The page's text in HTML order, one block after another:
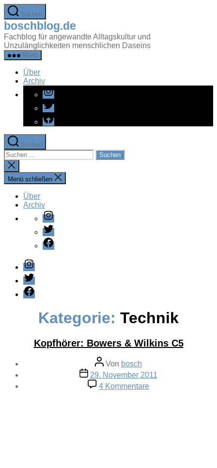
Zum
Inhalt
springen
Suchen
boschblog.de
Fachblog für angewandte Alltagskultur und
Unzulänglichkeiten menschlichen Daseins
Menü
Über
Archiv
Instagram
Twitter
Facebook
Suchen
Suchen
nach:
Suche
schließen
Menü schließen
Über
Archiv
Instagram
Twitter
Facebook
Instagram
Twitter
Facebook
Kategorie: Technik
Kopfhörer: Bowers & Wilkins C5
Beitragsautor
Von bosch
Veröffentlichungsdatum
29. November 2011
4 Kommentarezu
Kopfhörer: